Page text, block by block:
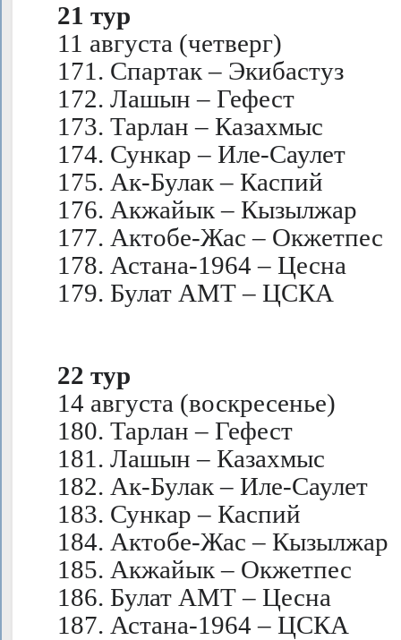
21 тур
11 августа (четверг)
171. Спартак – Экибастуз
172. Лашын – Гефест
173. Тарлан – Казахмыс
174. Сункар – Иле-Саулет
175. Ак-Булак – Каспий
176. Акжайык – Кызылжар
177. Актобе-Жас – Окжетпес
178. Астана-1964 – Цесна
179. Булат АМТ – ЦСКА
22 тур
14 августа (воскресенье)
180. Тарлан – Гефест
181. Лашын – Казахмыс
182. Ак-Булак – Иле-Саулет
183. Сункар – Каспий
184. Актобе-Жас – Кызылжар
185. Акжайык – Окжетпес
186. Булат АМТ – Цесна
187. Астана-1964 – ЦСКА